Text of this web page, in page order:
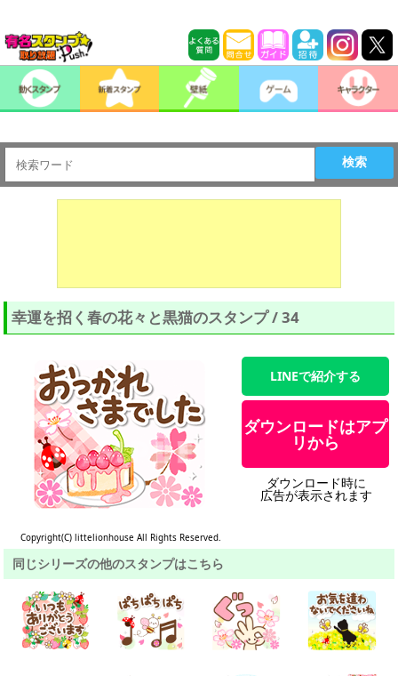
検索
幸運を招く春の花々と黒猫のスタンプ / 34
Copyright(C) littelionhouse All Rights Reserved.
LINEで紹介する
ダウンロードはアプ
リから
ダウンロード時に
広告が表示されます
同じシリーズの他のスタンプはこちら